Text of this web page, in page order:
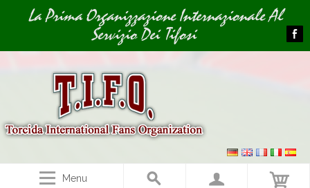
Image 01La Prima Organizzazione Internazionale Al
Servizio Dei Tifosi
Menu